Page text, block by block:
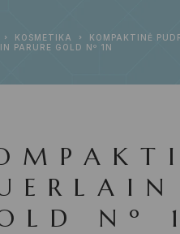
KOSMETIKA
KOMPAKTINĖ
PARURE GOLD Nº 1N
Nº